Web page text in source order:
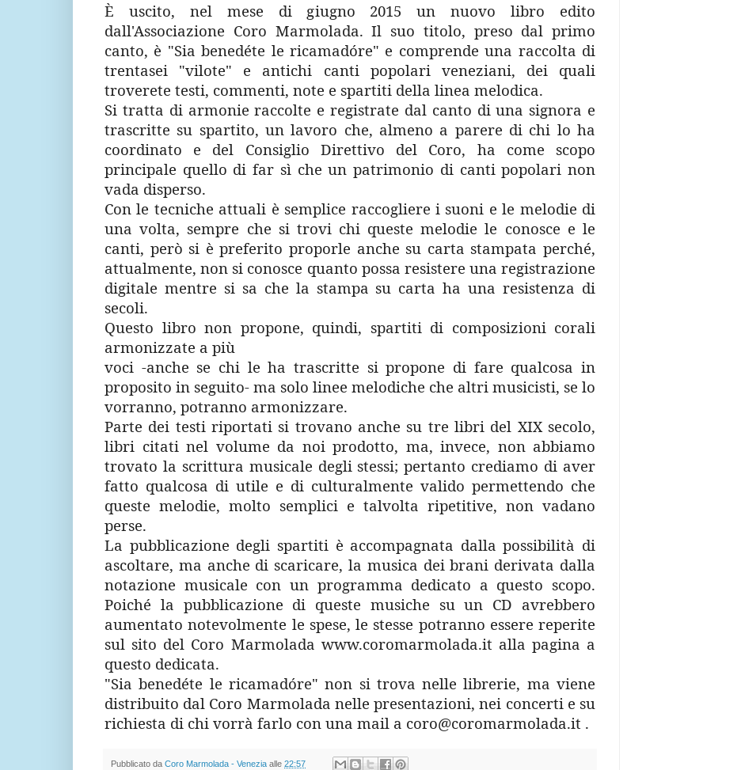
È uscito, nel mese di giugno 2015 un nuovo libro edito
dall'Associazione Coro Marmolada. Il suo titolo, preso dal primo
canto, è "Sia benedéte le ricamadóre" e comprende una raccolta di
trentasei "vilote" e antichi canti popolari veneziani, dei quali
troverete testi, commenti, note e spartiti della linea melodica.
Si tratta di armonie raccolte e registrate dal canto di una signora e
trascritte su spartito, un lavoro che, almeno a parere di chi lo ha
coordinato e del Consiglio Direttivo del Coro, ha come scopo
principale quello di far sì che un patrimonio di canti popolari non
vada disperso.
Con le tecniche attuali è semplice raccogliere i suoni e le melodie di
una volta, sempre che si trovi chi queste melodie le conosce e le
canti, però si è preferito proporle anche su carta stampata perché,
attualmente, non si conosce quanto possa resistere una registrazione
digitale mentre si sa che la stampa su carta ha una resistenza di
secoli.
Questo libro non propone, quindi, spartiti di composizioni corali
armonizzate a più
voci -anche se chi le ha trascritte si propone di fare qualcosa in
proposito in seguito- ma solo linee melodiche che altri musicisti, se lo
vorranno, potranno armonizzare.
Parte dei testi riportati si trovano anche su tre libri del XIX secolo,
libri citati nel volume da noi prodotto, ma, invece, non abbiamo
trovato la scrittura musicale degli stessi; pertanto crediamo di aver
fatto qualcosa di utile e di culturalmente valido permettendo che
queste melodie, molto semplici e talvolta ripetitive, non vadano
perse.
La pubblicazione degli spartiti è accompagnata dalla possibilità di
ascoltare, ma anche di scaricare, la musica dei brani derivata dalla
notazione musicale con un programma dedicato a questo scopo.
Poiché la pubblicazione di queste musiche su un CD avrebbero
aumentato notevolmente le spese, le stesse potranno essere reperite
sul sito del Coro Marmolada www.coromarmolada.it alla pagina a
questo dedicata.
"Sia benedéte le ricamadóre"non si trova nelle librerie, ma viene
distribuito dal Coro Marmolada nelle presentazioni, nei concerti e su
richiesta di chi vorrà farlo con una mail a coro@coromarmolada.it .
Pubblicato da Coro Marmolada - Venezia alle 22:57